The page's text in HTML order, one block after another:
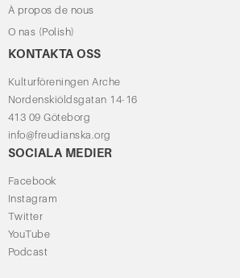
À propos de nous
O nas (Polish)
KONTAKTA OSS
Kulturföreningen Arche
Nordenskiöldsgatan 14-16
413 09 Göteborg
info@freudianska.org
SOCIALA MEDIER
Facebook
Instagram
Twitter
YouTube
Podcast